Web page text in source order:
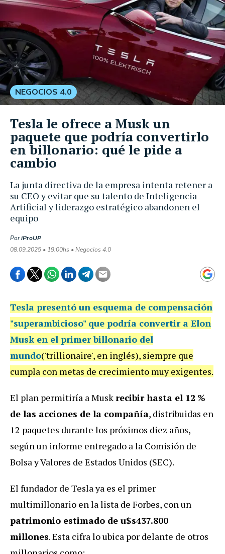
La junta directiva de la empresa intenta retener a
su CEO y evitar que su talento de Inteligencia
Artificial y liderazgo estratégico abandonen el
equipo
PoriProUP
08.09.2025 • 19:00hs • Negocios 4.0
NEGOCIOS 4.0
Tesla le ofrece a Musk un
paquete que podría convertirlo
en billonario: qué le pide a
cambio
Tesla presentó un esquema de compensación
"superambicioso" que podría convertir a Elon
Musk en el primer billonario del
mundo('trillionaire', en inglés), siempre que
cumpla con metas de crecimiento muy exigentes.
El plan permitiría a Muskrecibir hasta el 12 %
de las acciones de la compañía, distribuidas en
12 paquetes durante los próximos diez años,
según un informe entregado a la Comisión de
Bolsa y Valores de Estados Unidos (SEC).
El fundador de Tesla ya es el primer
multimillonario en la lista de Forbes, con un
patrimonio estimado de u$s437.800
millones. Esta cifra lo ubica por delante de otros